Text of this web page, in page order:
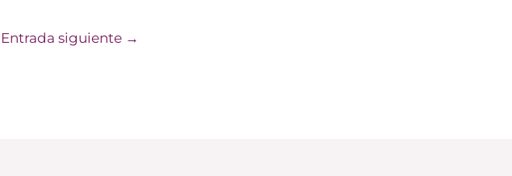
Entrada siguiente →